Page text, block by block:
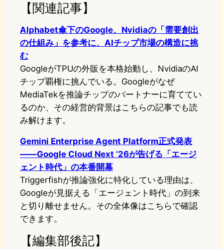
【関連記事】
Alphabet傘下のGoogle、Nvidiaの「需要創出
の仕組み」を参考に、AIチップ市場の構造に挑
む
GoogleがTPUの外販を本格始動し、NvidiaのAI
チップ覇権に挑んでいる。Googleがなぜ
MediaTekを推論チップのパートナーに育ててい
るのか、その経営的背景はこちらの記事でも読
み解けます。
Gemini Enterprise Agent Platform正式発表
——Google Cloud Next ’26が告げる「エージ
ェント時代」の本番開幕
Triggerfishが推論強化に特化している理由は、
Googleが見据える「エージェント時代」の到来
と切り離せません。その全体像はこちらで確認
できます。
【編集部後記】